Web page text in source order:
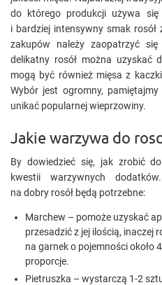
do którego produkcji używa się
i bardziej intensywny smak rosół
zakupów należy zaopatrzyć
delikatny rosół można uzyskać
mogą być również mięsa z
Wybór jest ogromny,
unikać popularnej wieprzowiny.
Jakie warzywa do
By dowiedzieć się, jak zrobić
kwestii warzywnych
na dobry rosół będą potrzebne:
Marchew – pomoże uzyskać
przesadzić z jej ilością, inaczej
na garnek o pojemności około
proporcje.
Pietruszka – wystarczą 1-2